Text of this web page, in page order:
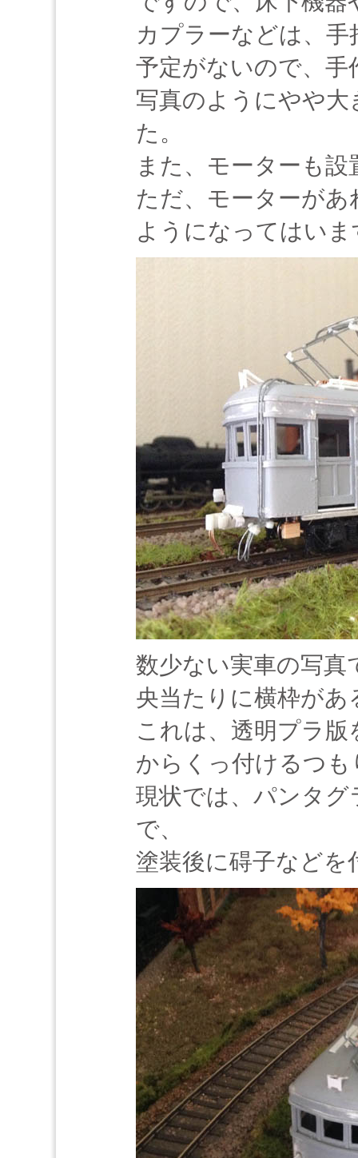
カプラーなどは、
予定がないので、手
写真のようにやや
た。
また、モーターも
ただ、モーターが
ようになってはいま
数少ない実車の写真
央当たりに横枠が
これは、透明プラ
からくっ付けるつも
現状では、パンタ
で、
塗装後に碍子などを